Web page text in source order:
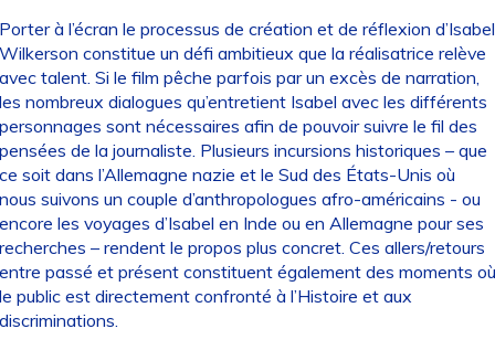
à l’écran le processus de création et de réflexion d’Isabel
constitue un défi ambitieux que la réalisatrice relève
talent. Si le film pêche parfois par un excès de narration,
nombreux dialogues qu’entretient Isabel avec les différents
sont nécessaires afin de pouvoir suivre le fil des
de la journaliste. Plusieurs incursions historiques – que
soit dans l’Allemagne nazie et le Sud des États-Unis où
suivons un couple d’anthropologues afro-américains - ou
les voyages d’Isabel en Inde ou en Allemagne pour ses
– rendent le propos plus concret. Ces allers/retours
passé et présent constituent également des moments où
public est directement confronté à l’Histoire et aux